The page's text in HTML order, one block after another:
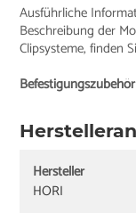
Ausführliche
Beschreibung der
Clipsysteme, finden
Hersteller
HORI